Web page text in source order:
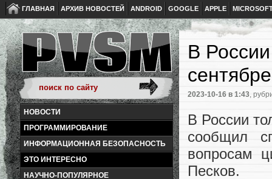
ГЛАВНАЯ АРХИВ НОВОСТЕЙ ANDROID GOOGLE APPLE
НОВОСТИ
ПРОГРАММИРОВАНИЕ
ИНФОРМАЦИОННАЯ БЕЗОПАСНОСТЬ
ЭТО ИНТЕРЕСНО
НАУЧНО-ПОПУЛЯРНОЕ
В
сентябре
2023-10-16 в 1:43,
В России
сообщил
вопросам
Песков.